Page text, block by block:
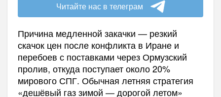
Читайте нас в телеграм
Причина медленной закачки — резкий
скачок цен после конфликта в Иране и
перебоев с поставками через Ормузский
пролив, откуда поступает около 20%
мирового СПГ. Обычная летняя стратегия
«дешёвый газ зимой — дорогой летом»